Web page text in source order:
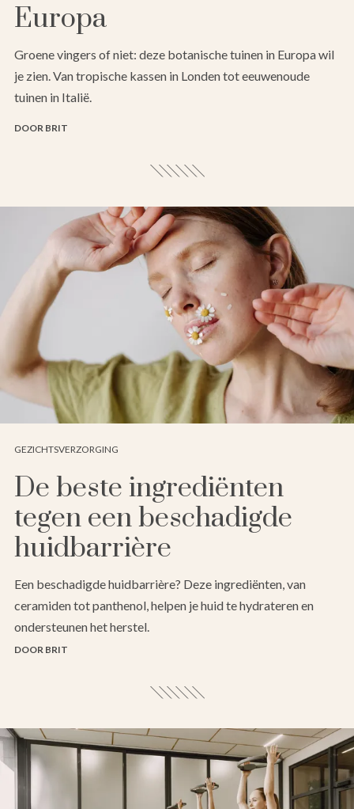
Europa
Groene vingers of niet: deze botanische tuinen in Europa wil
je zien. Van tropische kassen in Londen tot eeuwenoude
tuinen in Italië.
DOOR BRIT
GEZICHTSVERZORGING
De beste ingrediënten
tegen een beschadigde
huidbarrière
Een beschadigde huidbarrière? Deze ingrediënten, van
ceramiden tot panthenol, helpen je huid te hydrateren en
ondersteunen het herstel.
DOOR BRIT